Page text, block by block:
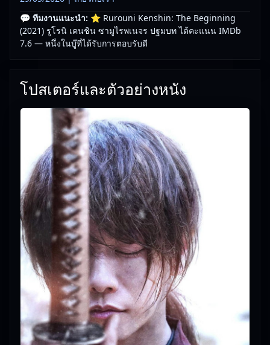
💬 ทีมงานแนะนำ: ⭐ Rurouni Kenshin: The Beginning
(2021) รูโรนิ เคนชิน ซามูไรพเนจร ปฐมบท ได้คะแนน IMDb
7.6 — หนึ่งในบู๊ที่ได้รับการตอบรับดี
โปสเตอร์และตัวอย่างหนัง